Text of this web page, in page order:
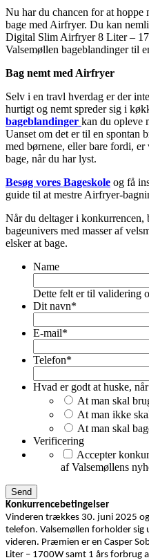
Nu har du chancen for at hoppe
bage med Airfryer. Du kan
Digital Slim Airfryer 8 Liter –
Valsemøllen bageblandinger til
Bag nemt med Airfryer
Selv i en travl hverdag er der
hurtigt og nemt spreder sig i
bageblandinger kan du opleve
Uanset om det er til en spontan
med børnene, eller bare fordi,
bage, når du har lyst.
Besøg vores Bageskole og få
guide til at mestre Airfryer-
Når du deltager i konkurrencen,
bageunivers med masser af
elsker at bage.
Name
Dette felt er til validering
Dit navn*
E-mail*
Telefon*
Hvad er godt at huske,
At man skal
At man ikke
At man skal
Verificering
Accepter
af Valsemøllens
Konkurrencebetingelser
Vinderen trækkes 30. juni 2025
telefon. Valsemøllen forholder
videren. Præmien er en Casper
Liter – 1700W samt 1 års forbrug